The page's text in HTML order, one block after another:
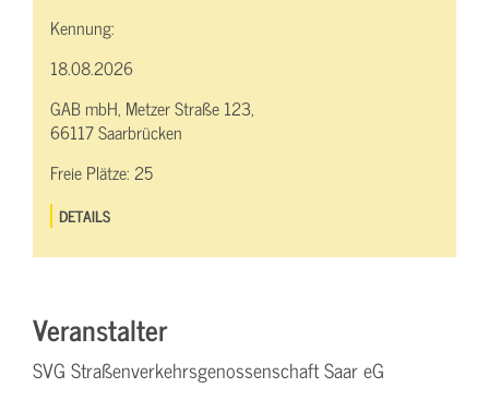
Kennung:
18.08.2026
GAB mbH, Metzer Straße 123,
66117 Saarbrücken
Freie Plätze:25
DETAILS
Veranstalter
SVG Straßenverkehrsgenossenschaft Saar eG